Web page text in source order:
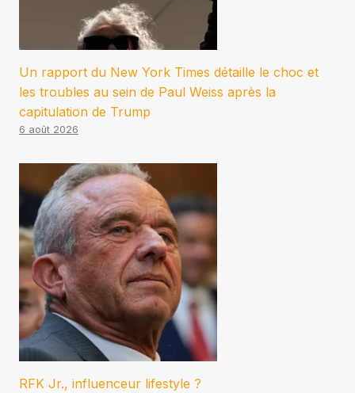
Un rapport du New York Times détaille le choc et
les troubles au sein de Paul Weiss après la
capitulation de Trump
6 août 2026
RFK Jr., influenceur lifestyle ?